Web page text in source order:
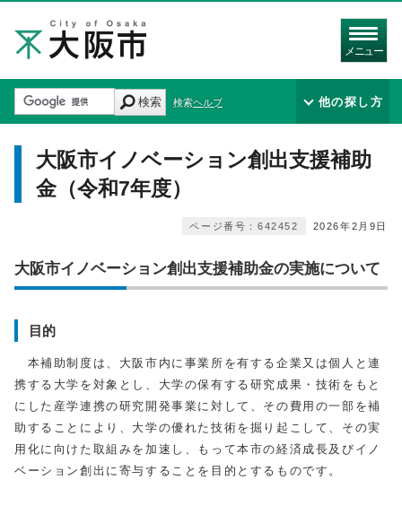
メニュー
検索 検索ヘルプ 他の探し方
大阪市イノベーション創出支援補助
金（令和7年度）
2026年2月9日
ページ番号：642452
大阪市イノベーション創出支援補助金の実施について
目的
本補助制度は、大阪市内に事業所を有する企業又は個人と連
携する大学を対象とし、大学の保有する研究成果・技術をもと
にした産学連携の研究開発事業に対して、その費用の一部を補
助することにより、大学の優れた技術を掘り起こして、その実
用化に向けた取組みを加速し、もって本市の経済成長及びイノ
ベーション創出に寄与することを目的とするものです。